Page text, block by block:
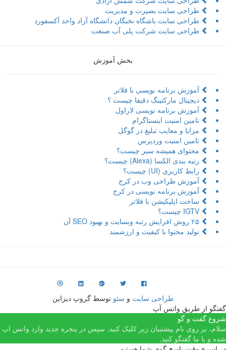
طراحی سایت بصیرت و مدیریت
طراحی سایت باشگاه نخبگان دانشگاه آزاد واحد آکسفورد
طراحی سایت شرکت پلی آب صنعت
بخش آموزش
آموزش برنامه نویسی با فلاتر
دیجیتال مارکتینگ دقیقا چیست ؟
آموزش برنامه نویسی لاراول
تامین امنیت اینستاگرام
مزایا و معایب تبلیغ در گوگل
تامین امنیت وردپرس
محتوای همیشه سبز چیست؟
رتبه بندی الکسا (Alexa) چیست؟
رابط کاربری (UI) چیست؟
آموزش طراحی وب در کرج
آموزش برنامه نویسی در کرج
ساخت اپلیکیشن با فلاتر
IGTV چیست؟
۲۵ روش افزایش رتبه وبسایت و بهبود SEO آن
تولید محتوا با کیفیت و ارزشمند
طراحی سایت و سئو توسط گروپ دیزاین
از طریق واتس آپ
گفت و گو
بر روی نام پیشتیبان زیر کلیک کنید. سپس در پنجره جدید وارد واتس اپ
و با ما گفتگو کنید.